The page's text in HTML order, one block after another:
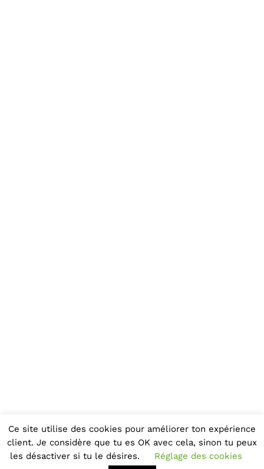
Ce site utilise des cookies pour améliorer ton expérience
client. Je considère que tu es OK avec cela, sinon tu peux
les désactiver si tu le désires.
Réglage des cookies